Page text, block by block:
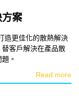
案
造更佳化的散熱解決
客戶解決在產品散
。
Read more